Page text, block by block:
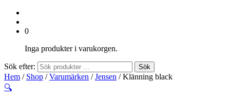
0
Inga produkter i varukorgen.
Sök efter: Sök
Hem / Shop /Varumärken /Jensen / Klänning black
🔍